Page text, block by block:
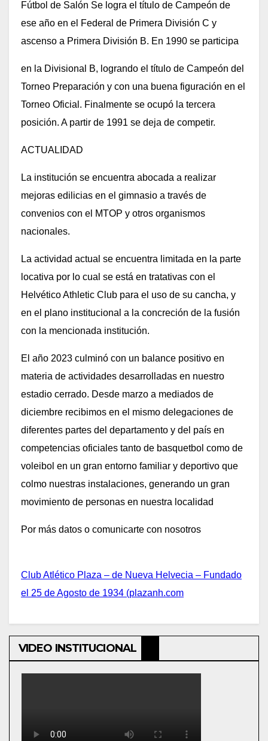
Fútbol de Salón Se logra el título de Campeón de
ese año en el Federal de Primera División C y
ascenso a Primera División B. En 1990 se participa
en la Divisional B, logrando el título de Campeón del
Torneo Preparación y con una buena figuración en el
Torneo Oficial. Finalmente se ocupó la tercera
posición. A partir de 1991 se deja de competir.
ACTUALIDAD
La institución se encuentra abocada a realizar
mejoras edilicias en el gimnasio a través de
convenios con el MTOP y otros organismos
nacionales.
La actividad actual se encuentra limitada en la parte
locativa por lo cual se está en tratativas con el
Helvético Athletic Club para el uso de su cancha, y
en el plano institucional a la concreción de la fusión
con la mencionada institución.
El año 2023 culminó con un balance positivo en
materia de actividades desarrolladas en nuestro
estadio cerrado. Desde marzo a mediados de
diciembre recibimos en el mismo delegaciones de
diferentes partes del departamento y del país en
competencias oficiales tanto de basquetbol como de
voleibol en un gran entorno familiar y deportivo que
colmo nuestras instalaciones, generando un gran
movimiento de personas en nuestra localidad
Por más datos o comunicarte con nosotros
Club Atlético Plaza – de Nueva Helvecia – Fundado
el 25 de Agosto de 1934 (plazanh.com
VIDEO INSTITUCIONAL